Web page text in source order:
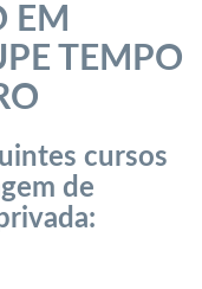
EM
TEMPO
cursos
de